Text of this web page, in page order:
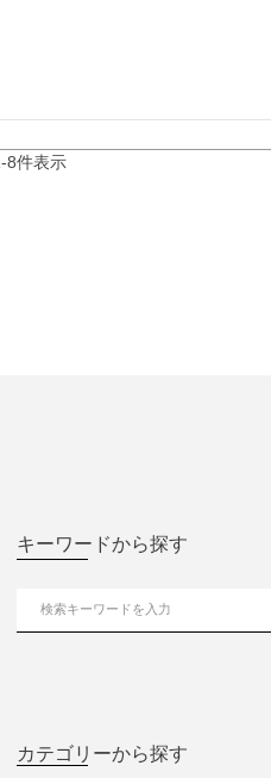
-8件表示
キーワードから探す
カテゴリーから探す